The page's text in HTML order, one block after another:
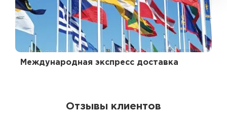
Международная экспресс доставка
Отзывы клиентов